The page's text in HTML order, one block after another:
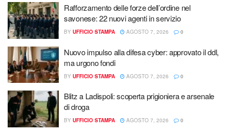
Rafforzamento delle forze dell’ordine nel
savonese: 22 nuovi agenti in servizio
BY UFFICIO STAMPA AGOSTO 7, 2026 0
Nuovo impulso alla difesa cyber: approvato il ddl,
ma urgono fondi
BY UFFICIO STAMPA AGOSTO 7, 2026 0
Blitz a Ladispoli: scoperta prigioniera e arsenale
di droga
BY UFFICIO STAMPA AGOSTO 7, 2026 0